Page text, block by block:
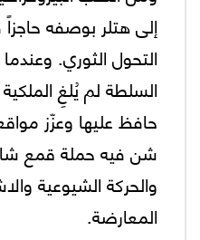
إلى هتلر بوصفه
التحول الثوري.
السلطة لم يُلغِ
حافظ عليها وعزّز
شن فيه حملة قمع
والحركة الشيوعية
المعارضة.